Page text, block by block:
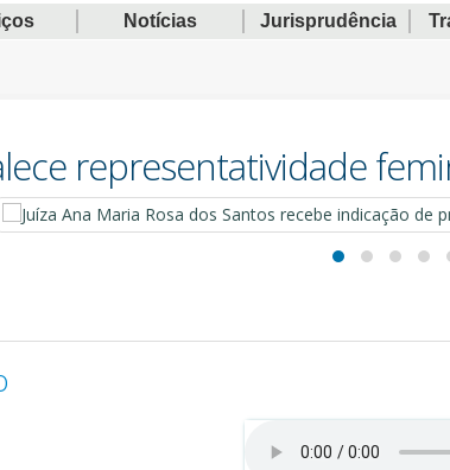
Notícias Jurisprudência
representatividade